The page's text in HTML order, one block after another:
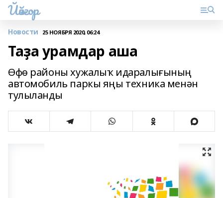
Йәйғор
Новости 25 НОЯБРЯ 2020, 06:24
Таҙа урамдар аша
Өфө районы хужалыҡ идаралығының
автомобиль паркы яңы техника менән
тулыланды